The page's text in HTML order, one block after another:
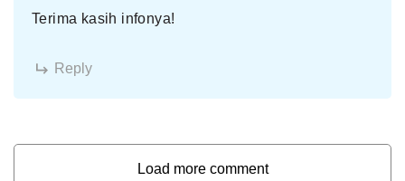
Terima kasih infonya!
Reply
Load more comment